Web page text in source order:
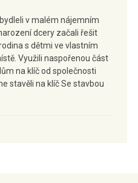
v malém nájemním
dcery začali řešit
s dětmi ve vlastním
Využili naspořenou část
na klíč od společnosti
stavěli na klíč Se stavbou